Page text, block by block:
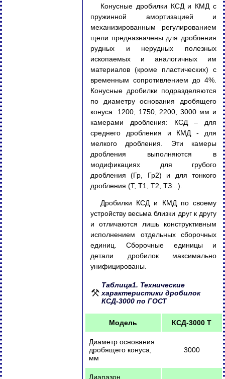
Конусные дробилки КСД и КМД с
пружинной амортизацией и
механизированным регулированием
щели предназначены для дробления
рудных и нерудных полезных
ископаемых и аналогичных им
материалов (кроме пластических) с
временным сопротивлением до 4%.
Конусные дробилки подразделяются
по диаметру основания дробящего
конуса: 1200, 1750, 2200, 3000 мм и
камерами дробления: КСД – для
среднего дробления и КМД - для
мелкого дробления. Эти камеры
дробления выполняются в
модификациях для грубого
дробления (Гр, Гр2) и для тонкого
дробления (Т, Т1, Т2, ТЗ...).
Дробилки КСД и КМД по своему
устройству весьма близки друг к другу
и отличаются лишь конструктивным
исполнением отдельных сборочных
единиц. Сборочные единицы и
детали дробилок максимально
унифицированы.
Таблица1. Технические
характеристики дробилок
КСД-3000 по ГОСТ
Модель КСД-3000 Т
Диаметр основания
дробящего конуса,
мм
3000
Диапазон